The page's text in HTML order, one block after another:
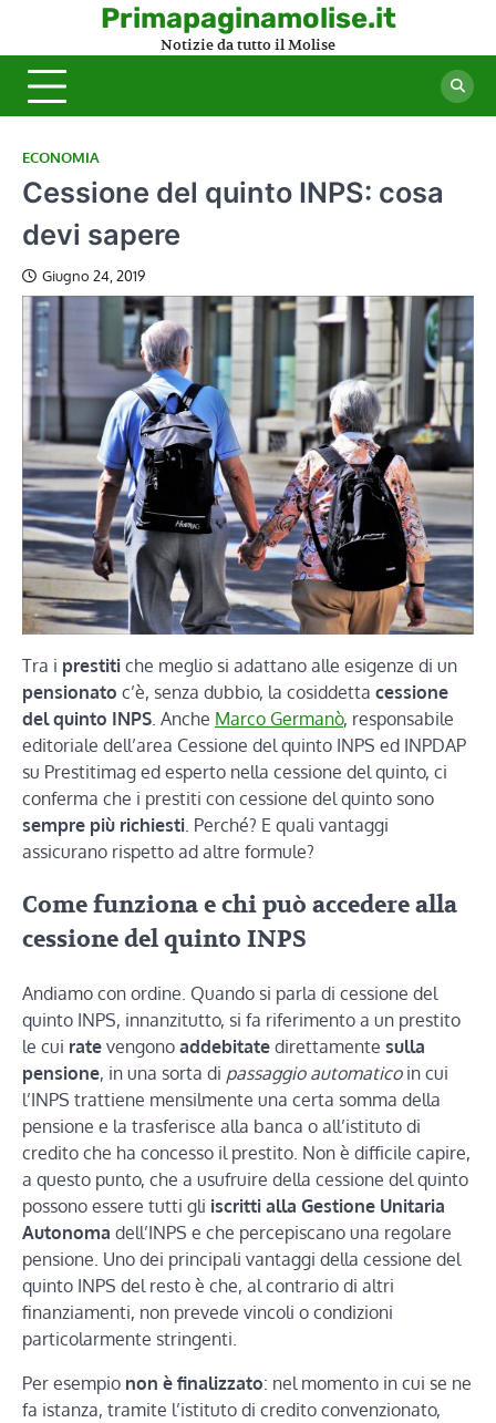
content
Primapaginamolise.it
Notizie da tutto il Molise
ECONOMIA
Cessione del quinto INPS: cosa
devi sapere
Giugno 24, 2019
Tra i prestiti che meglio si adattano alle esigenze di un
pensionato c’è, senza dubbio, la cosiddetta cessione
del quinto INPS. Anche Marco Germanò, responsabile
editoriale dell’area Cessione del quinto INPS ed INPDAP
su Prestitimag ed esperto nella cessione del quinto, ci
conferma che i prestiti con cessione del quinto sono
sempre più richiesti. Perché? E quali vantaggi
assicurano rispetto ad altre formule?
Come funziona e chi può accedere alla
cessione del quinto INPS
Andiamo con ordine. Quando si parla di cessione del
quinto INPS, innanzitutto, si fa riferimento a un prestito
le cui rate vengono addebitate direttamente sulla
pensione, in una sorta di passaggio automaticoin cui
l’INPS trattiene mensilmente una certa somma della
pensione e la trasferisce alla banca o all’istituto di
credito che ha concesso il prestito. Non è difficile capire,
a questo punto, che a usufruire della cessione del quinto
possono essere tutti gli iscritti alla Gestione Unitaria
Autonoma dell’INPS e che percepiscano una regolare
pensione. Uno dei principali vantaggi della cessione del
quinto INPS del resto è che, al contrario di altri
finanziamenti, non prevede vincoli o condizioni
particolarmente stringenti.
Per esempio non è finalizzato: nel momento in cui se ne
fa istanza, tramite l’istituto di credito convenzionato,